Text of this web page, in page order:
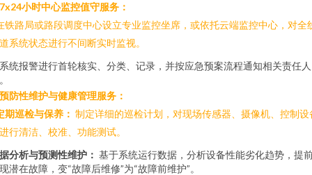
小时中心监控值守服务：
铁路局或路段调度中心设立专业监控坐席，或依托云端监控中心，对全
系统状态进行不间断实时监视。
统报警进行首轮核实、分类、记录，并按应急预案流程通知相关责任人
防性维护与健康管理服务：
期巡检与保养： 制定详细的巡检计划，对现场传感器、摄像机、控制设
行清洁、校准、功能测试。
分析与预测性维护： 基于系统运行数据，分析设备性能劣化趋势，提
潜在故障，变“故障后维修”为“故障前维护”。